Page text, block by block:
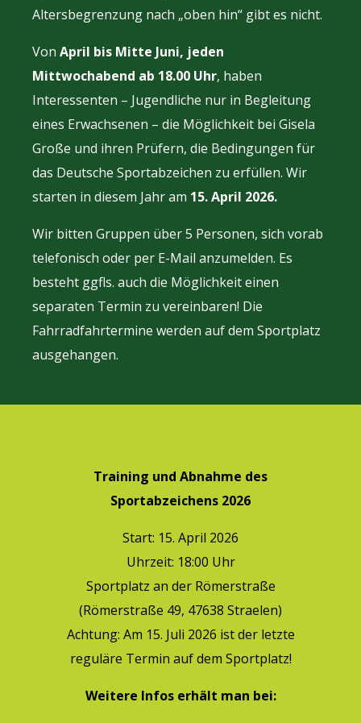
Altersbegrenzung nach „oben hin“ gibt es nicht.
VonApril bis Mitte Juni, jeden
Mittwochabend ab 18.00 Uhr, haben
Interessenten – Jugendliche nur in Begleitung
eines Erwachsenen – die Möglichkeit bei Gisela
Große und ihren Prüfern, die Bedingungen für
das Deutsche Sportabzeichen zu erfüllen. Wir
starten in diesem Jahr am 15. April 2026.
Wir bitten Gruppen über 5 Personen, sich vorab
telefonisch oder per E-Mail anzumelden. Es
besteht ggfls. auch die Möglichkeit einen
separaten Termin zu vereinbaren! Die
Fahrradfahrtermine werden auf dem Sportplatz
ausgehangen.
Training und Abnahme des
Sportabzeichens 2026
Start: 15. April 2026
Uhrzeit: 18:00 Uhr
Sportplatz an der Römerstraße
(Römerstraße 49, 47638 Straelen)
Achtung: Am 15. Juli 2026 ist der letzte
reguläre Termin auf dem Sportplatz!
Weitere Infos erhält man bei: